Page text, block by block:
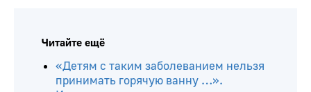
Читайте ещё
«Детям с таким заболеванием нельзя
принимать горячую ванну …».